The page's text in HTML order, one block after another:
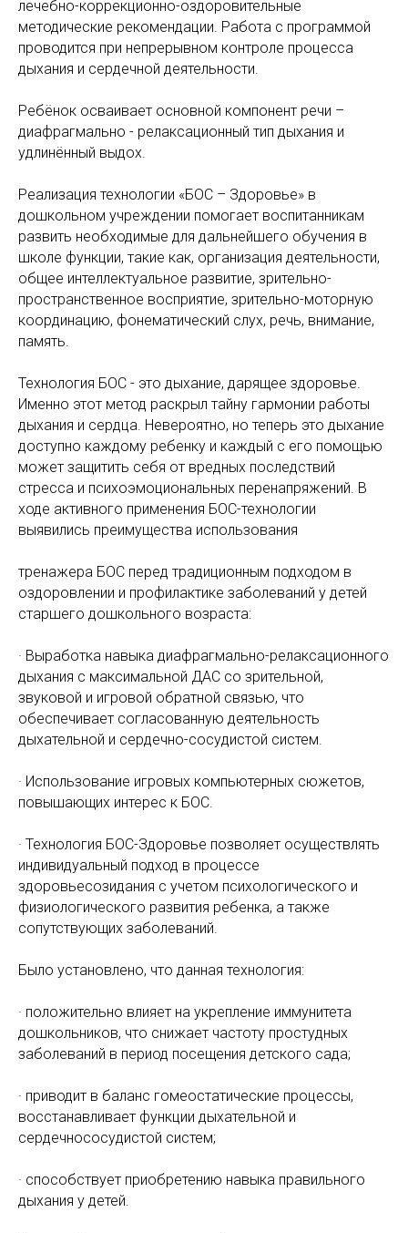
лечебно-коррекционно-оздоровительные
методические рекомендации. Работа с программой
проводится при непрерывном контроле процесса
дыхания и сердечной деятельности.
Ребёнок осваивает основной компонент речи –
диафрагмально - релаксационный тип дыхания и
удлинённый выдох.
Реализация технологии «БОС – Здоровье» в
дошкольном учреждении помогает воспитанникам
развить необходимые для дальнейшего обучения в
школе функции, такие как, организация деятельности,
общее интеллектуальное развитие, зрительно-
пространственное восприятие, зрительно-моторную
координацию, фонематический слух, речь, внимание,
память.
Технология БОС - это дыхание, дарящее здоровье.
Именно этот метод раскрыл тайну гармонии работы
дыхания и сердца. Невероятно, но теперь это дыхание
доступно каждому ребенку и каждый с его помощью
может защитить себя от вредных последствий
стресса и психоэмоциональных перенапряжений. В
ходе активного применения БОС-технологии
выявились преимущества использования
тренажера БОС перед традиционным подходом в
оздоровлении и профилактике заболеваний у детей
старшего дошкольного возраста:
· Выработка навыка диафрагмально-релаксационного
дыхания с максимальной ДАС со зрительной,
звуковой и игровой обратной связью, что
обеспечивает согласованную деятельность
дыхательной и сердечно-сосудистой систем.
· Использование игровых компьютерных сюжетов,
повышающих интерес к БОС.
· Технология БОС-Здоровье позволяет осуществлять
индивидуальный подход в процессе
здоровьесозидания с учетом психологического и
физиологического развития ребенка, а также
сопутствующих заболеваний.
Было установлено, что данная технология:
· положительно влияет на укрепление иммунитета
дошкольников, что снижает частоту простудных
заболеваний в период посещения детского сада;
· приводит в баланс гомеостатические процессы,
восстанавливает функции дыхательной и
сердечнососудистой систем;
· способствует приобретению навыка правильного
дыхания у детей.